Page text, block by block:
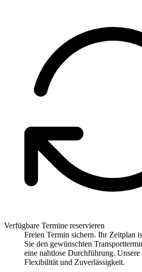
Verfügbare Termine reservieren
Freien Termin sichern. Ihr Zeitplan
Sie den gewünschten
eine nahtlose Durchführung.
Flexibilität und Zuverlässigkeit.